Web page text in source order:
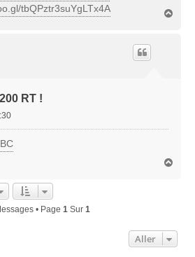
tbQPztr3suYgLTx4A
RT !
• Page 1Sur 1
Aller